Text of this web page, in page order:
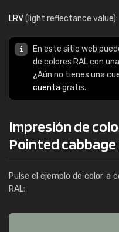
LRV(light reflectance value):
En este sitio web
de colores RAL con
¿Aún no tienes una
cuenta gratis.
Impresión de
Pointed
Pulse el ejemplo de color a
RAL: